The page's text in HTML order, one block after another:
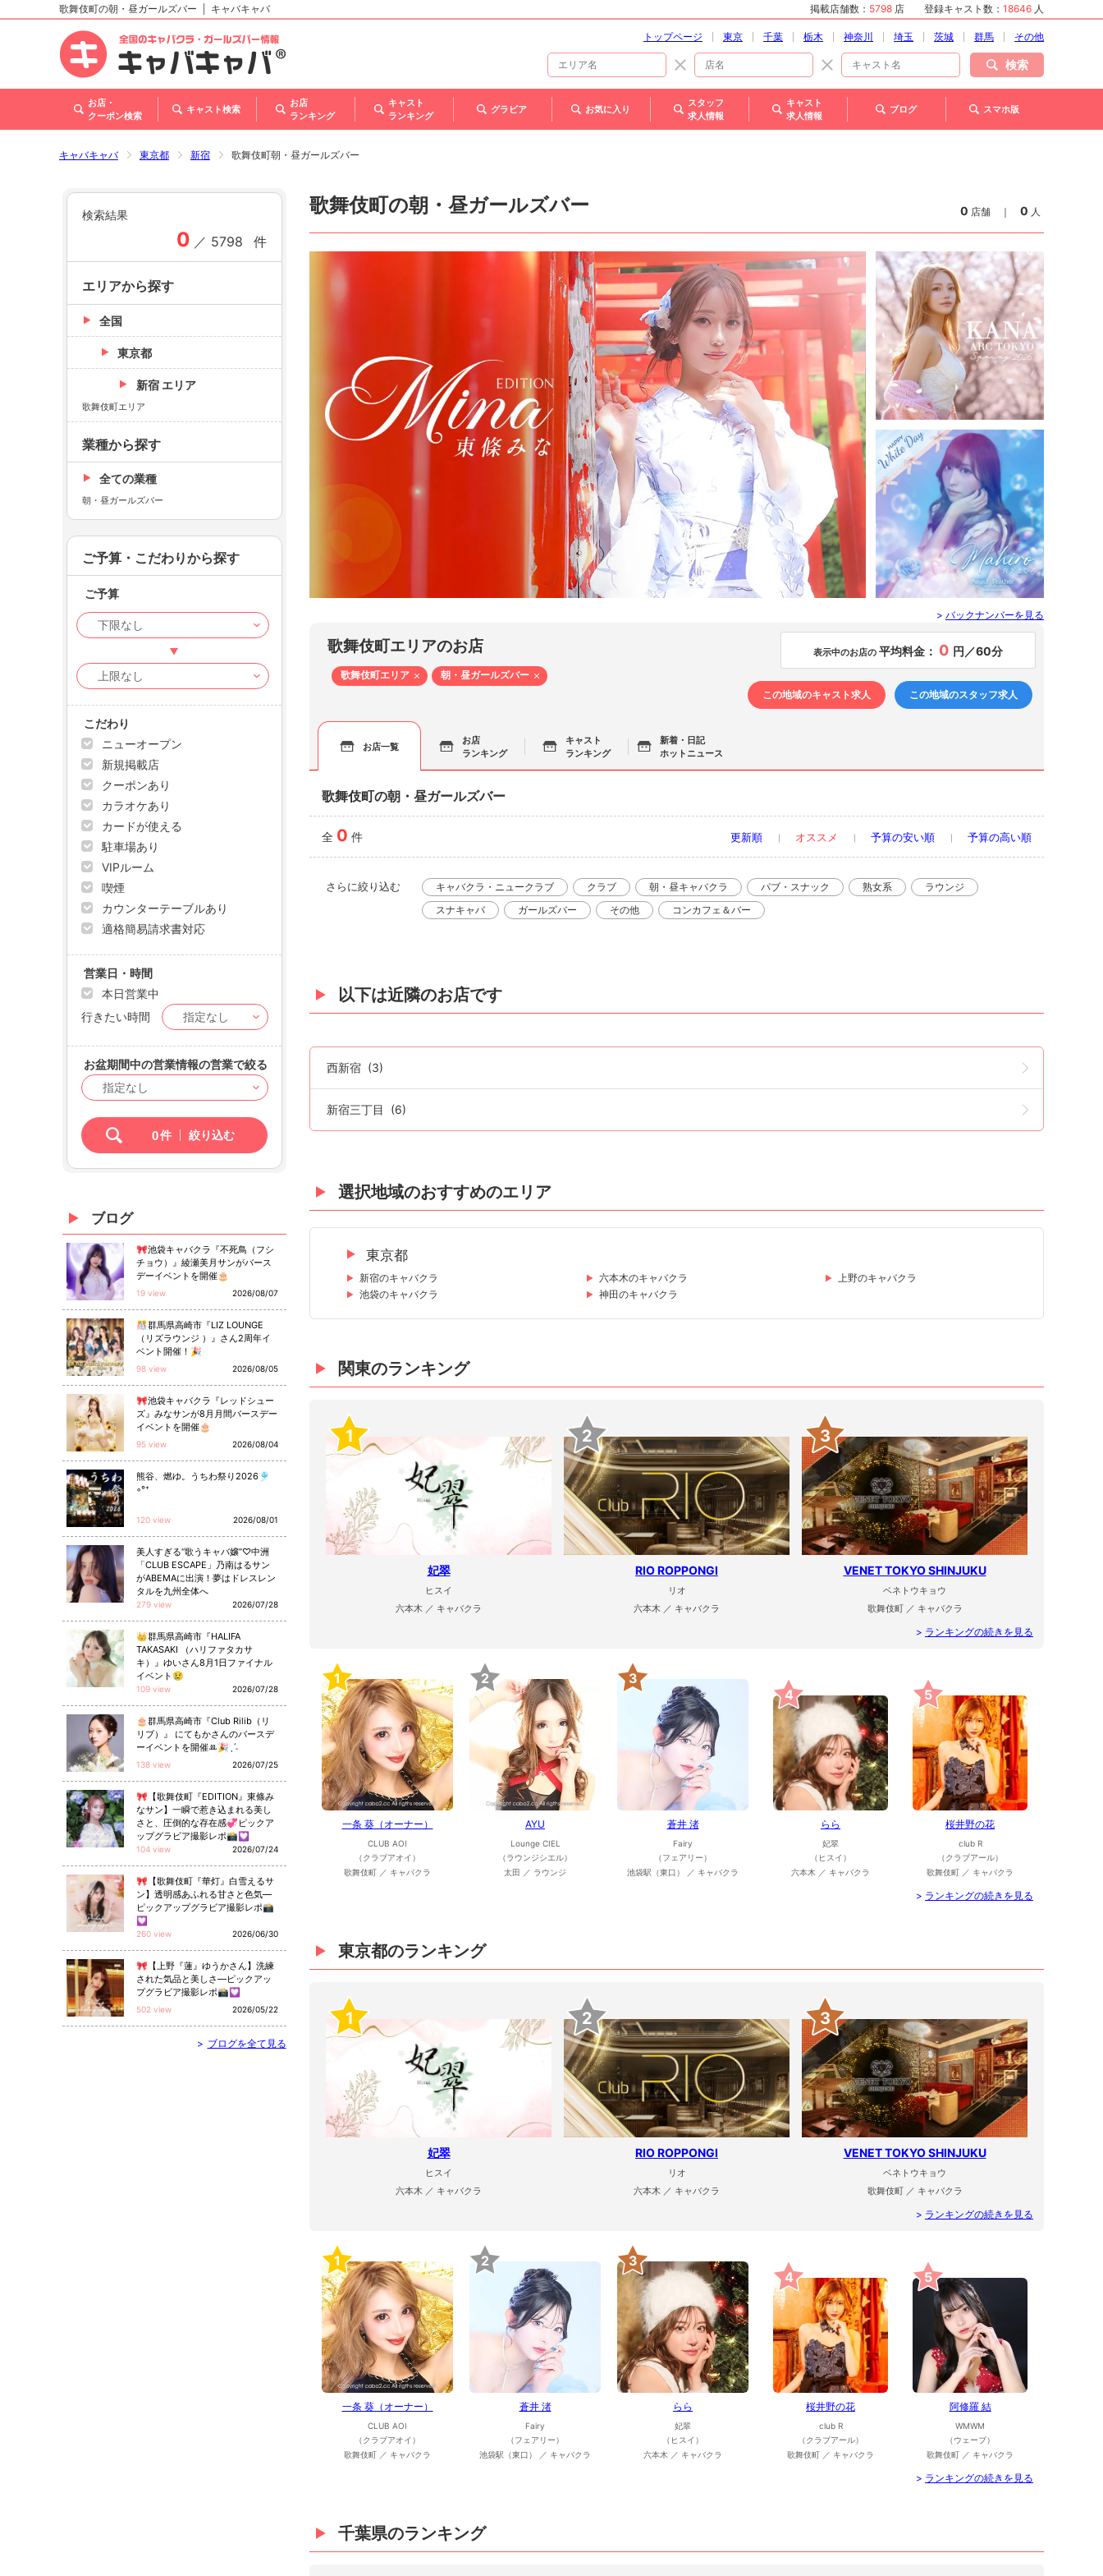
北海道
東北
甲信越・北陸
関西
歌舞伎町の朝・昼ガールズバー キャバキャバ 掲載店舗数： 5798 店 登録キャスト数： 18646 人
トップページ 東京 千葉 栃木 神奈川 埼玉 茨城 群馬 その他
検索
お店・
クーポン検索
キャスト検索
お店
ランキング
キャスト
ランキング
グラビア お気に入り
スタッフ
求人情報
キャスト
求人情報
ブログ スマホ版
キャバキャバ 東京都 新宿 歌舞伎町朝・昼ガールズバー
歌舞伎町の朝・昼ガールズバー 0 店舗 ｜ 0 人
歌舞伎町 ／ キャバクラ
ARC - アーク
カナ
池袋駅（東口） ／ キャバクラ
Angel Feather - エンジェルフェザー
> バックナンバーを見る
歌舞伎町エリアのお店 表示中のお店の 平均料金： 0 円／60分
歌舞伎町エリア
朝・昼ガールズバー
この地域のキャスト求人
この地域のスタッフ求人
お店一覧
お店
ランキング
キャスト
ランキング
新着・日記
ホットニュース
歌舞伎町の朝・昼ガールズバー
全 0 件 更新順 オススメ 予算の安い順 予算の高い順
さらに絞り込む キャバクラ・ニュークラブ クラブ 朝・昼キャバクラ パブ・スナック 熟女系
ラウンジ
スナキャバ
ガールズバー その他 コンカフェ＆バー
以下は近隣のお店です
西新宿 (3)
新宿三丁目 (6)
選択地域のおすすめのエリア
東京都
新宿のキャバクラ 六本木のキャバクラ
上野のキャバクラ
池袋のキャバクラ
神田のキャバクラ
関東のランキング
1
妃翠
ヒスイ
六本木 ／ キャバクラ
2
RIO ROPPONGI
リオ
六本木 ／ キャバクラ
3
VENET TOKYO SHINJUKU
ベネトウキョウ
歌舞伎町 ／ キャバクラ
> ランキングの続きを見る
1
一条 葵（オーナー）
CLUB AOI
（クラブアオイ）
歌舞伎町 ／ キャバクラ
2
AYU
Lounge CIEL
（ラウンジシエル）
太田 ／ ラウンジ
3
蒼井 渚
Fairy
（フェアリー）
池袋駅（東口） ／ キャバクラ
4
らら
妃翠
（ヒスイ）
六本木 ／ キャバクラ
5
桜井野の花
club R
（クラブアール）
歌舞伎町 ／ キャバクラ
> ランキングの続きを見る
東京都のランキング
1
妃翠
ヒスイ
六本木 ／ キャバクラ
2
RIO ROPPONGI
リオ
六本木 ／ キャバクラ
3
VENET TOKYO SHINJUKU
ベネトウキョウ
歌舞伎町 ／ キャバクラ
> ランキングの続きを見る
1
一条 葵（オーナー）
CLUB AOI
（クラブアオイ）
歌舞伎町 ／ キャバクラ
2
蒼井 渚
Fairy
（フェアリー）
池袋駅（東口） ／ キャバクラ
3
らら
妃翠
（ヒスイ）
六本木 ／ キャバクラ
4
桜井野の花
club R
（クラブアール）
歌舞伎町 ／ キャバクラ
5
阿修羅 結
WMWM
（ウェーブ）
歌舞伎町 ／ キャバクラ
> ランキングの続きを見る
千葉県のランキング
検索結果
0 ／ 5798 件
エリアから探す
全国
東京都
新宿 エリア
歌舞伎町エリア
業種から探す
全ての業種
朝・昼ガールズバー
ご予算・こだわりから探す
ご予算
こだわり
ニューオープン
新規掲載店
クーポンあり
カラオケあり
カードが使える
駐車場あり
VIPルーム
喫煙
カウンターテーブルあり
適格簡易請求書対応
営業日・時間
本日営業中
行きたい時間
お盆期間中の営業情報の営業で絞る
0件 絞り込む
ブログ
🎀池袋キャバクラ『不死鳥（フシ
チョウ）』綾瀬美月サンがバース
デーイベントを開催🎂
19 view 2026/08/07
🎊群馬県高崎市『LIZ LOUNGE
（リズラウンジ ）』さん2周年イ
ベント開催！🎉
98 view 2026/08/05
🎀池袋キャバクラ『レッドシュー
ズ』みなサンが8月月間バースデー
イベントを開催🎂
95 view 2026/08/04
熊谷、燃ゆ。うちわ祭り2026🎐
◦°⁺
120 view 2026/08/01
美人すぎる“歌うキャバ嬢”♡中洲
「CLUB ESCAPE」乃南はるサン
がABEMAに出演！夢はドレスレン
タルを九州全体へ
279 view 2026/07/28
👑群馬県高崎市『HALIFA
TAKASAKI （ハリファタカサ
キ）』ゆいさん8月1日ファイナル
イベント😢
109 view 2026/07/28
🎂群馬県高崎市『Club Rilib（リ
リブ）』 にてもかさんのバースデ
ーイベントを開催ꔛ🎉ˎˊ˗
138 view 2026/07/25
🎀【歌舞伎町『EDITION』東條み
なサン】一瞬で惹き込まれる美し
さと、圧倒的な存在感💞ピックア
ップグラビア撮影レポ📸💟
104 view 2026/07/24
🎀【歌舞伎町『華灯』白雪えるサ
ン】透明感あふれる甘さと色気—
ピックアップグラビア撮影レポ📸
💟
260 view 2026/06/30
🎀【上野『蓮』ゆうかさん】洗練
された気品と美しさ—ピックアッ
プグラビア撮影レポ📸💟
502 view 2026/05/22
> ブログを全て見る